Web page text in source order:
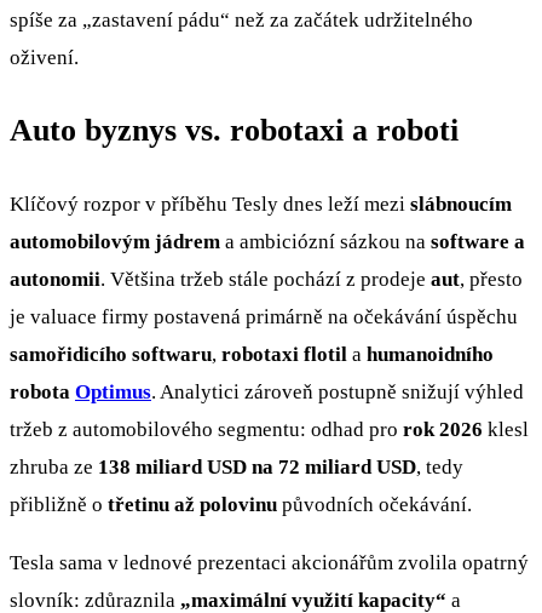
spíše za „zastavení pádu“ než za začátek udržitelného
oživení.
Auto byznys vs. robotaxi a roboti
Klíčový rozpor v příběhu Tesly dnes leží mezi slábnoucím
automobilovým jádrem a ambiciózní sázkou na software a
autonomii. Většina tržeb stále pochází z prodeje aut, přesto
je valuace firmy postavená primárně na očekávání úspěchu
samořidicího softwaru, robotaxi flotil a humanoidního
robota Optimus. Analytici zároveň postupně snižují výhled
tržeb z automobilového segmentu: odhad pro rok 2026 klesl
zhruba ze 138 miliard USD na 72 miliard USD, tedy
přibližně o třetinu až polovinu původních očekávání.
Tesla sama v lednové prezentaci akcionářům zvolila opatrný
slovník: zdůraznila „maximální využití kapacity“ a